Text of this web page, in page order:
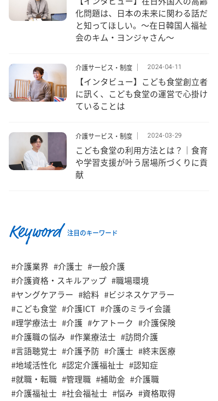
化問題は、日本の未来に関わる話だ
と知ってほしい。～在日韓国人福祉
会のキム・ヨンジャさん～
介護サービス・制度 2024-04-11
【インタビュー】こども食堂創立者
に訊く、こども食堂の運営で心掛け
ていることは
介護サービス・制度 2024-03-29
こども食堂の利用方法とは？｜食育
や学習支援が叶う居場所づくりに貢
献
Keyword 注目のキーワード
#介護業界 #介護士 #一般介護
#介護資格・スキルアップ #職場環境
#ヤングケアラー #給料 #ビジネスケアラー
#こども食堂 #介護ICT #介護のミライ会議
#理学療法士 #介護 #ケアトーク #介護保険
#介護職の悩み #作業療法士 #訪問介護
#言語聴覚士 #介護予防 #介護士 #終末医療
#地域活性化 #認定介護福祉士 #認知症
#就職・転職 #管理職 #補助金 #介護職
#介護福祉士 #社会福祉士 #悩み #資格取得